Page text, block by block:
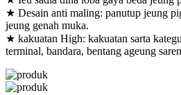
★ Desain anti maling: panutup jeung
jeung genah muka.
★ kakuatan High: kakuatan sarta
terminal, bandara, bentang ageung